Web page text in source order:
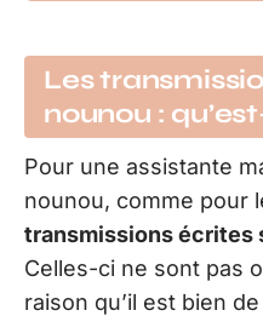
Les
nounou :
Pour une assistante
nounou, comme pour
transmissions écrites
Celles-ci ne sont pas
raison qu’il est bien